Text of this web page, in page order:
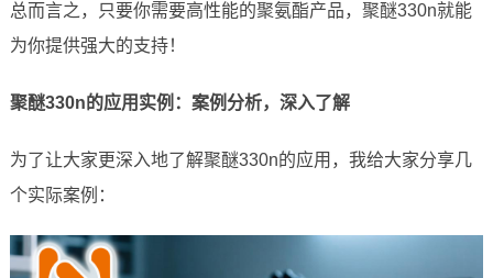
总而言之，只要你需要高性能的聚氨酯产品，聚醚330n就能
为你提供强大的支持！
聚醚330n的应用实例：案例分析，深入了解
为了让大家更深入地了解聚醚330n的应用，我给大家分享几
个实际案例：